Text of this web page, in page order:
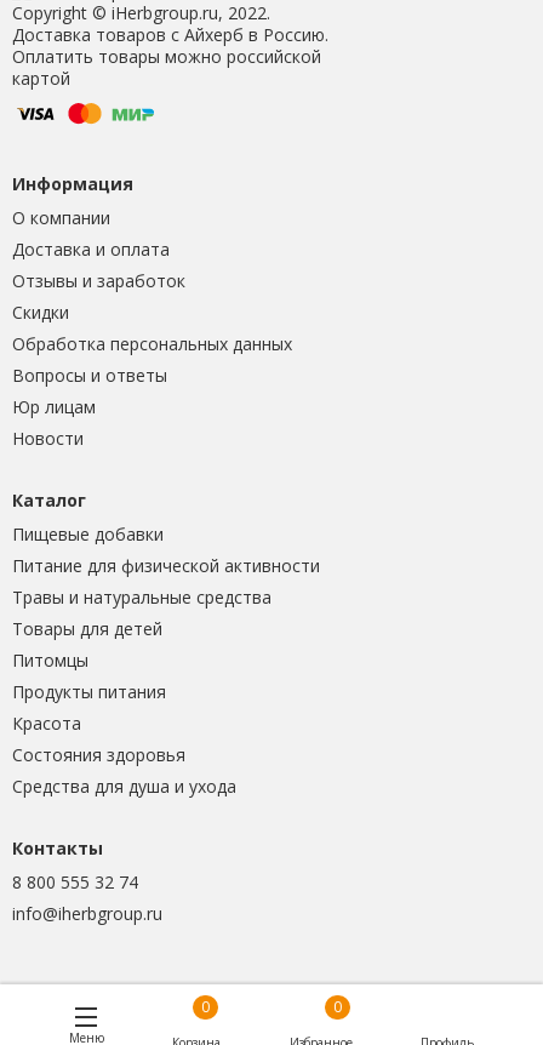
Copyright © iHerbgroup.ru, 2022.
Доставка товаров с Айхерб в Россию.
Оплатить товары можно российской
картой
Информация
О компании
Доставка и оплата
Отзывы и заработок
Скидки
Обработка персональных данных
Вопросы и ответы
Юр лицам
Новости
Каталог
Пищевые добавки
Питание для физической активности
Травы и натуральные средства
Товары для детей
Питомцы
Продукты питания
Красота
Состояния здоровья
Средства для душа и ухода
Контакты
8 800 555 32 74
info@iherbgroup.ru
Меню
0 0